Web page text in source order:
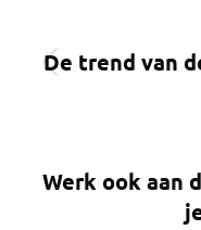
De trend van
Werk ook aan